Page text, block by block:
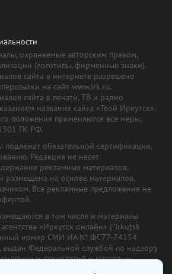
охраняемые авторским правом,
(логотипы, фирменные знаки).
сайта в интернете разрешено
на сайт www.irk.ru.
сайта в печати, ТВ и радио
названия сайта «Твой Иркутск».
положения применяются все меры,
ГК РФ.
подлежат обязательной сертификации,
Редакция не несет
рекламных материалов.
размещена на основе материалов,
Все рекламные предложения не
в том числе и материалы
«Иркутск онлайн» ("Irkutsk
номер СМИ ИА № ФС77-74154
выдан Федеральной службой по надзору
технологий и массовых